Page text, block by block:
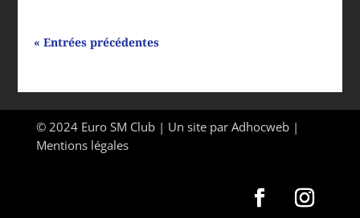
« Entrées précédentes
© 2024 Euro SM Club | Un site par Adhocweb|
Mentions légales